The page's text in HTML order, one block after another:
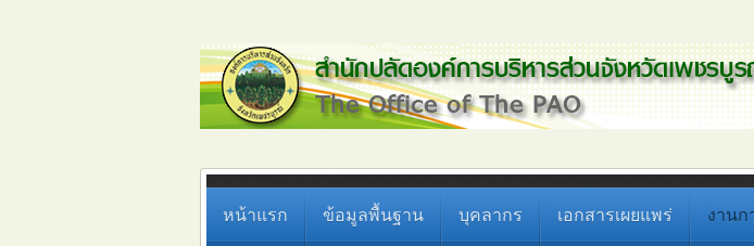
หน้าแรก ข้อมูลพื้นฐาน บุคลากร เอกสารเผยแพร่ งานก